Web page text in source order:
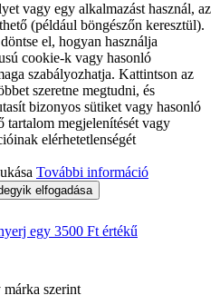
vagy egy alkalmazást használ, az
(például böngészőn keresztül).
el, hogyan használja
cookie-k vagy hasonló
szabályozhatja. Kattintson az
szeretne megtudni, és
bizonyos sütiket vagy hasonló
tartalom megjelenítését vagy
elérhetetlenségét
További információ
elfogadása
egy 3500 Ft értékű
márka szerint